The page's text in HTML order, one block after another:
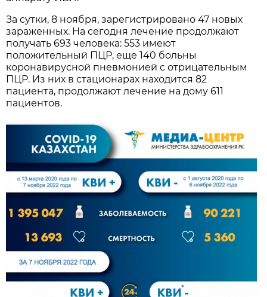
За сутки, 8 ноября, зарегистрировано 47 новых
зараженных. На сегодня лечение продолжают
получать 693 человека: 553 имеют
положительный ПЦР, еще 140 больны
коронавирусной пневмонией с отрицательным
ПЦР. Из них в стационарах находится 82
пациента, продолжают лечение на дому 611
пациентов.